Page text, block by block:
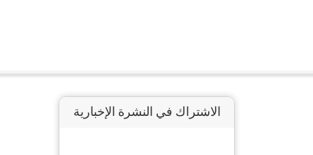
الاشتراك في النشرة الإخبارية